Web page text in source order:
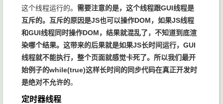
这个线程运行的。 需要注意的是，这个线程跟GUI线程是
互斥的。互斥的原因是JS也可以操作DOM，如果JS线程
和GUI线程同时操作DOM，结果就混乱了，不知道到底渲
染哪个结果。这带来的后果就是如果JS长时间运行，GUI
线程就不能执行，整个页面就感觉卡死了。所以我们最开
始例子的while(true)这样长时间的同步代码在真正开发时
是绝对不允许的。
定时器线程